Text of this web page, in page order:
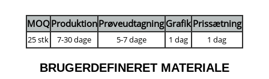
MOQProduktionPrøveudtagningGrafik Prissætning
25 stk 7-30 dage 5-7 dage 1 dag 1 dag
BRUGERDEFINERET MATERIALE